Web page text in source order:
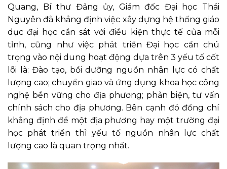
Quang, Bí thư Đảng ủy, Giám đốc Đại học Thái
Nguyên đã khẳng định việc xây dựng hệ thống giáo
dục đại học cần sát với điều kiện thực tế của mỗi
tỉnh, cũng như việc phát triển Đại học cần chú
trọng vào nội dung hoạt động dựa trên 3 yếu tố cốt
lõi là: Đào tạo, bồi dưỡng nguồn nhân lực có chất
lượng cao; chuyển giao và ứng dụng khoa học công
nghệ bền vững cho địa phương; phản biện, tư vấn
chính sách cho địa phương. Bên cạnh đó đồng chí
khẳng định để một địa phương hay một trường đại
học phát triển thì yếu tố nguồn nhân lực chất
lượng cao là quan trọng nhất.